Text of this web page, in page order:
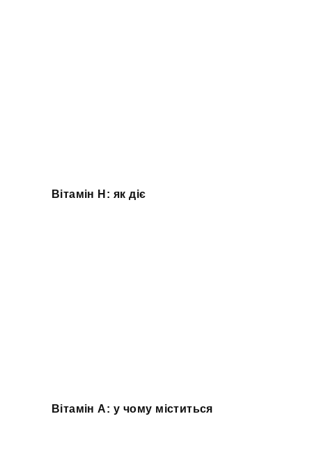
Вітамін H: як діє
Вітамін A: у чому міститься